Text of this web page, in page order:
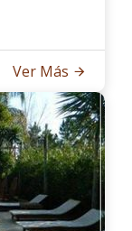
Ver Más